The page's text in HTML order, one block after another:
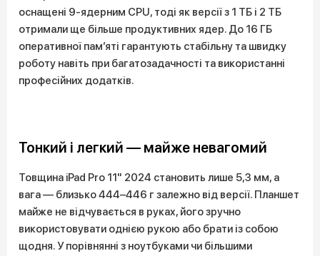
оснащені 9-ядерним CPU, тоді як версії з 1 ТБ і 2 ТБ
отримали ще більше продуктивних ядер. До 16 ГБ
оперативної пам’яті гарантують стабільну та швидку
роботу навіть при багатозадачності та використанні
професійних додатків.
Тонкий і легкий — майже невагомий
Товщина iPad Pro 11" 2024 становить лише 5,3 мм, а
вага — близько 444–446 г залежно від версії. Планшет
майже не відчувається в руках, його зручно
використовувати однією рукою або брати із собою
щодня. У порівнянні з ноутбуками чи більшими